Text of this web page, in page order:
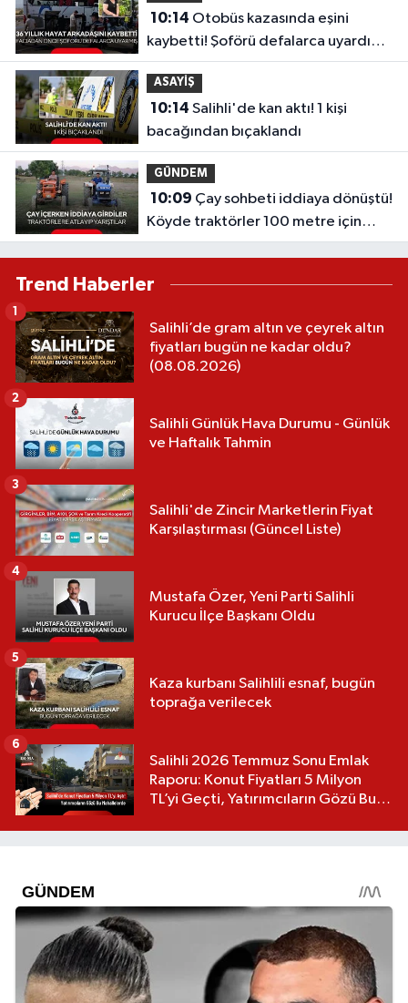
10:14
kaybetti! Şoförü defalarca uyardığı
ortaya çıktı
ASAYİŞ
10:14
bacağından bıçaklandı
GÜNDEM
10:09
Köyde traktörler 100 metre için
yarıştı
Trend Haberler
Salihli’de gram altın ve çeyrek altın
fiyatları bugün ne kadar oldu?
(08.08.2026)
1
Salihli Günlük Hava Durumu - Günlük
ve Haftalık Tahmin
2
Salihli'de Zincir Marketlerin Fiyat
Karşılaştırması (Güncel Liste)
3
Mustafa Özer, Yeni Parti Salihli
Kurucu İlçe Başkanı Oldu
4
Kaza kurbanı Salihlili esnaf, bugün
toprağa verilecek
5
Salihli 2026 Temmuz Sonu Emlak
Raporu: Konut Fiyatları 5 Milyon
TL’yi Geçti, Yatırımcıların Gözü Bu
6